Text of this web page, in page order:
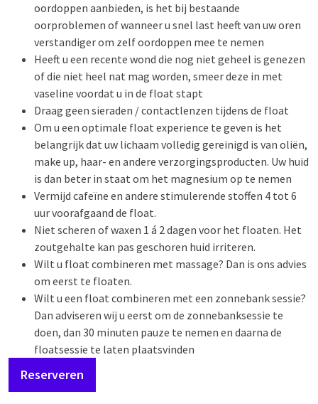
oordoppen aanbieden, is het bij bestaande
oorproblemen of wanneer u snel last heeft van uw oren
verstandiger om zelf oordoppen mee te nemen
Heeft u een recente wond die nog niet geheel is genezen
of die niet heel nat mag worden, smeer deze in met
vaseline voordat u in de float stapt
Draag geen sieraden / contactlenzen tijdens de float
Om u een optimale float experience te geven is het
belangrijk dat uw lichaam volledig gereinigd is van oliën,
make up, haar- en andere verzorgingsproducten. Uw huid
is dan beter in staat om het magnesium op te nemen
Vermijd cafeïne en andere stimulerende stoffen 4 tot 6
uur voorafgaand de float.
Niet scheren of waxen 1 á 2 dagen voor het floaten. Het
zoutgehalte kan pas geschoren huid irriteren.
Wilt u float combineren met massage? Dan is ons advies
om eerst te floaten.
Wilt u een float combineren met een zonnebank sessie?
Dan adviseren wij u eerst om de zonnebanksessie te
doen, dan 30 minuten pauze te nemen en daarna de
floatsessie te laten plaatsvinden
Reserveren